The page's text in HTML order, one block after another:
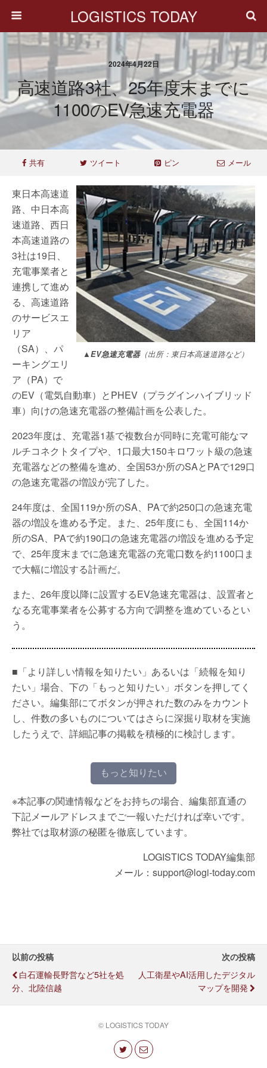
LOGISTICS TODAY
2024年4月22日
高速道路3社、25年度末までに
1100のEV急速充電器
共有 ツイート ピン メール
▲EV急速充電器（出所：東日本高速道路など）
東日本高速道
路、中日本高
速道路、西日
本高速道路の
3社は19日、
充電事業者と
連携して進め
る、高速道路
のサービスエ
リア
（SA）、パ
ーキングエリ
ア（PA）で
のEV（電気自動車）とPHEV（プラグインハイブリッド
車）向けの急速充電器の整備計画を公表した。
2023年度は、充電器1基で複数台が同時に充電可能なマ
ルチコネクトタイプや、1口最大150キロワット級の急速
充電器などの整備を進め、全国53か所のSAとPAで129口
の急速充電器の増設が完了した。
24年度は、全国119か所のSA、PAで約250口の急速充電
器の増設を進める予定。また、25年度にも、全国114か
所のSA、PAで約190口の急速充電器の増設を進める予定
で、25年度末までに急速充電器の充電口数を約1100口ま
で大幅に増設する計画だ。
また、26年度以降に設置するEV急速充電器は、設置者と
なる充電事業者を公募する方向で調整を進めているとい
う。
■「より詳しい情報を知りたい」あるいは「続報を知り
たい」場合、下の「もっと知りたい」ボタンを押してく
ださい。編集部にてボタンが押された数のみをカウント
し、件数の多いものについてはさらに深掘り取材を実施
したうえで、詳細記事の掲載を積極的に検討します。
もっと知りたい
※本記事の関連情報などをお持ちの場合、編集部直通の
下記メールアドレスまでご一報いただければ幸いです。
弊社では取材源の秘匿を徹底しています。
LOGISTICS TODAY編集部
メール：support@logi-today.com
以前の投稿
白石運輸長野営など5社を処
分、北陸信越
次の投稿
人工衛星やAI活用したデジタル
マップを開発
© LOGISTICS TODAY